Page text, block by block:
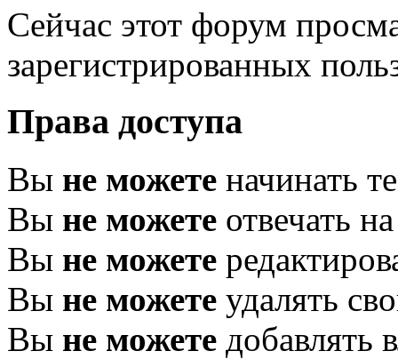
Сейчас этот форум
зарегистрированных
Права доступа
Вы не можете начинать
Вы не можете отвечать
Вы не можете
Вы не можете удалять
Вы не можете добавлять